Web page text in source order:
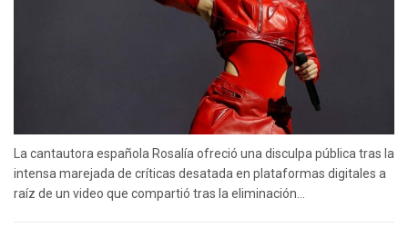
La cantautora española Rosalía ofreció una disculpa pública tras la
intensa marejada de críticas desatada en plataformas digitales a
raíz de un video que compartió tras la eliminación...